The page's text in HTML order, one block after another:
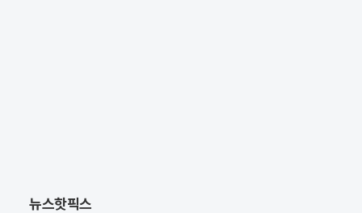
뉴스핫픽스